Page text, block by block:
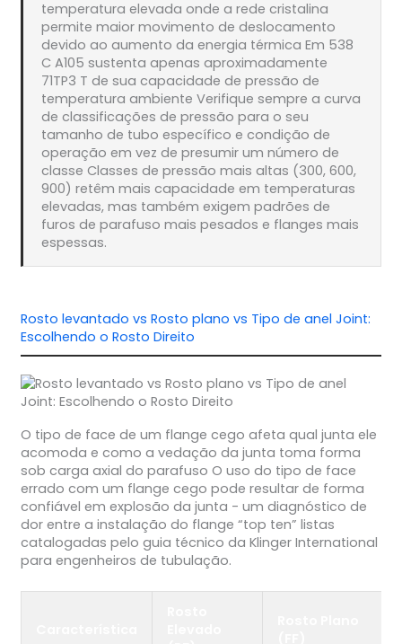
temperatura elevada onde a rede cristalina
permite maior movimento de deslocamento
devido ao aumento da energia térmica Em 538
C A105 sustenta apenas aproximadamente
71TP3 T de sua capacidade de pressão de
temperatura ambiente Verifique sempre a curva
de classificações de pressão para o seu
tamanho de tubo específico e condição de
operação em vez de presumir um número de
classe Classes de pressão mais altas (300, 600,
900) retêm mais capacidade em temperaturas
elevadas, mas também exigem padrões de
furos de parafuso mais pesados e flanges mais
espessas.
Rosto levantado vs Rosto plano vs Tipo de anel Joint:
Escolhendo o Rosto Direito
O tipo de face de um flange cego afeta qual junta ele
acomoda e como a vedação da junta toma forma
sob carga axial do parafuso O uso do tipo de face
errado com um flange cego pode resultar de forma
confiável em explosão da junta - um diagnóstico de
dor entre a instalação do flange “top ten” listas
catalogadas pelo guia técnico da Klinger International
para engenheiros de tubulação.